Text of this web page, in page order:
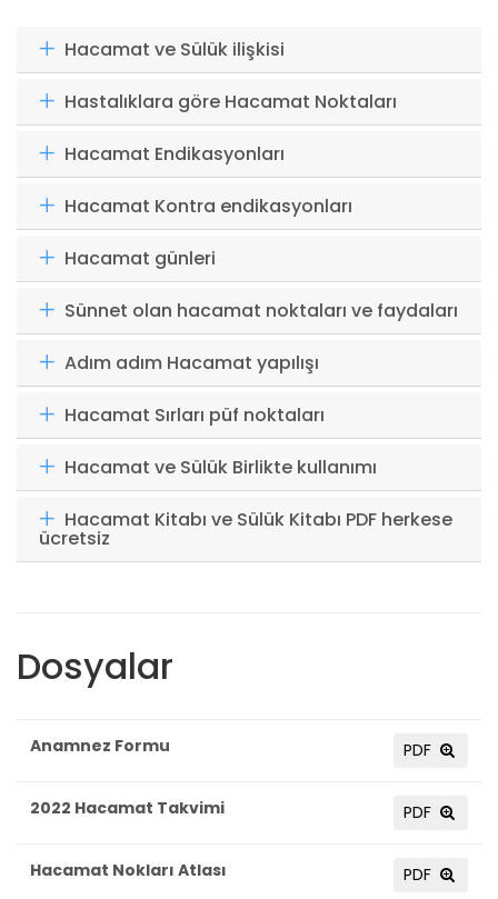
Hacamat ve Sülük ilişkisi
Hastalıklara göre Hacamat Noktaları
Hacamat Endikasyonları
Hacamat Kontra endikasyonları
Hacamat günleri
Sünnet olan hacamat noktaları ve faydaları
Adım adım Hacamat yapılışı
Hacamat Sırları püf noktaları
Hacamat ve Sülük Birlikte kullanımı
Hacamat Kitabı ve Sülük Kitabı PDF herkese
ücretsiz
Dosyalar
Anamnez Formu PDF
2022 Hacamat Takvimi PDF
Hacamat Nokları Atlası PDF